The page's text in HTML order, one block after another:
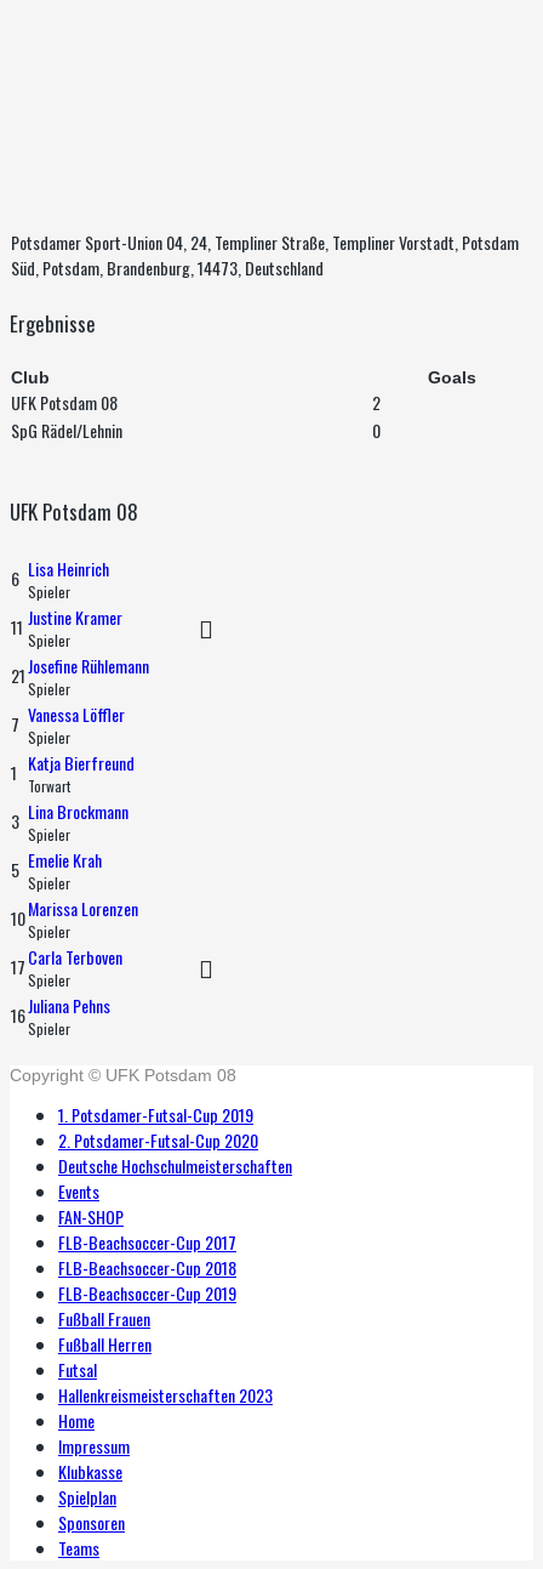
Potsdamer Sport-Union 04, 24, Templiner Straße, Templiner Vorstadt, Potsdam
Süd, Potsdam, Brandenburg, 14473, Deutschland
Ergebnisse
Club Goals
UFK Potsdam 08
2
SpG Rädel/Lehnin
0
UFK Potsdam 08
6 Lisa Heinrich
Spieler
11 Justine Kramer
Spieler
21Josefine Rühlemann
Spieler
7 Vanessa Löffler
Spieler
1 Katja Bierfreund
Torwart
3 Lina Brockmann
Spieler
5 Emelie Krah
Spieler
10Marissa Lorenzen
Spieler
17Carla Terboven
Spieler
16Juliana Pehns
Spieler
Copyright © UFK Potsdam 08
1. Potsdamer-Futsal-Cup 2019
2. Potsdamer-Futsal-Cup 2020
Deutsche Hochschulmeisterschaften
Events
FAN-SHOP
FLB-Beachsoccer-Cup 2017
FLB-Beachsoccer-Cup 2018
FLB-Beachsoccer-Cup 2019
Fußball Frauen
Fußball Herren
Futsal
Hallenkreismeisterschaften 2023
Home
Impressum
Klubkasse
Spielplan
Sponsoren
Teams